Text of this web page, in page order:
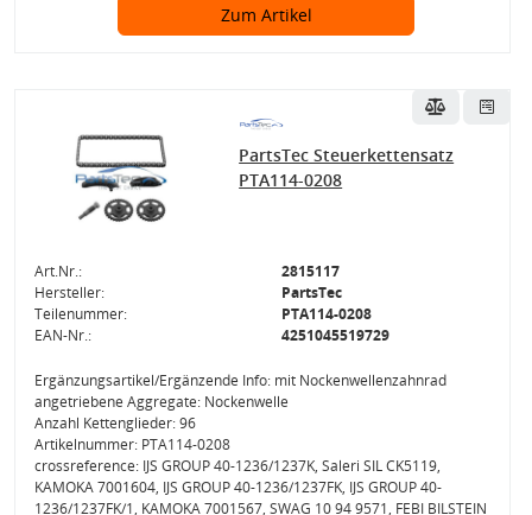
Zum Artikel
PartsTec Steuerkettensatz
PTA114-0208
Art.Nr.:
2815117
Hersteller:
PartsTec
Teilenummer:
PTA114-0208
EAN-Nr.:
4251045519729
Ergänzungsartikel/Ergänzende Info: mit Nockenwellenzahnrad
angetriebene Aggregate: Nockenwelle
Anzahl Kettenglieder: 96
Artikelnummer: PTA114-0208
crossreference: IJS GROUP 40-1236/1237K, Saleri SIL CK5119,
KAMOKA 7001604, IJS GROUP 40-1236/1237FK, IJS GROUP 40-
1236/1237FK/1, KAMOKA 7001567, SWAG 10 94 9571, FEBI BILSTEIN